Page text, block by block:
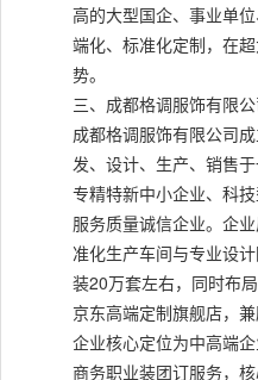
高的大型国企、事业单
端化、标准化定制，在
势。
三、成都格调服饰有限
成都格调服饰有限公司
发、设计、生产、销售
专精特新中小企业、科
服务质量诚信企业。企
准化生产车间与专业设
装20万套左右，同时布
京东高端定制旗舰店，
企业核心定位为中高端
商务职业装团订服务，